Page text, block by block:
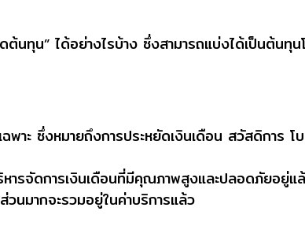
ต้นทุน” ได้อย่างไรบ้าง ซึ่งสามารถแบ่งได้เป็นต้นทุ
าะ ซึ่งหมายถึงการประหยัดเงินเดือน สวัสดิการ โ
ารจัดการเงินเดือนที่มีคุณภาพสูงและปลอดภัยอยู่แ
นมากจะรวมอยู่ในค่าบริการแล้ว